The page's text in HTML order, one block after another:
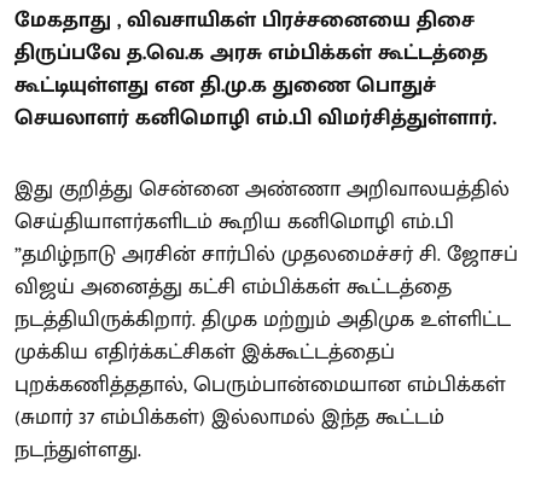
மேகதாது , விவசாயிகள் பிரச்சனையை திசை
திருப்பவே த.வெ.க அரசு எம்பிக்கள் கூட்டத்தை
கூட்டியுள்ளது என தி.மு.க துணை பொதுச்
செயலாளர் கனிமொழி எம்.பி விமர்சித்துள்ளார்.
இது குறித்து சென்னை அண்ணா அறிவாலயத்தில்
செய்தியாளர்களிடம் கூறிய கனிமொழி எம்.பி
”தமிழ்நாடு அரசின் சார்பில் முதலமைச்சர் சி. ஜோசப்
விஜய் அனைத்து கட்சி எம்பிக்கள் கூட்டத்தை
நடத்தியிருக்கிறார். திமுக மற்றும் அதிமுக உள்ளிட்ட
முக்கிய எதிர்க்கட்சிகள் இக்கூட்டத்தைப்
புறக்கணித்ததால், பெரும்பான்மையான எம்பிக்கள்
(சுமார் 37 எம்பிக்கள்) இல்லாமல் இந்த கூட்டம்
நடந்துள்ளது.